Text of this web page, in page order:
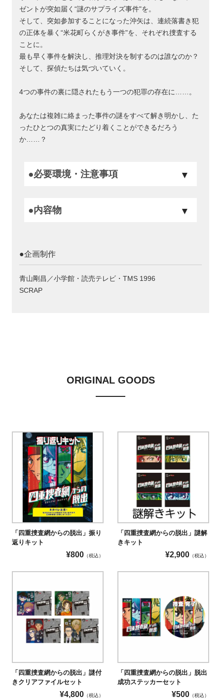
ゼントが突如届く“謎のサプライズ事件"を。
そして、突如参加することになった沖矢は、連続落書き犯
の正体を暴く“米花町らくがき事件"を、それぞれ捜査する
ことに。
最も早く事件を解決し、推理対決を制するのは誰なのか？
そして、探偵たちは気づいていく。
4つの事件の裏に隠されたもう一つの犯罪の存在に……。
あなたは複雑に絡まった事件の謎をすべて解き明かし、た
ったひとつの真実にたどり着くことができるだろう
か……？
●必要環境・注意事項
●内容物
●企画制作
青山剛昌／小学館・読売テレビ・TMS 1996
SCRAP
ORIGINAL GOODS
「四重捜査網からの脱出」振り
返りキット
¥800 （税込）
「四重捜査網からの脱出」謎解
きキット
¥2,900 （税込）
「四重捜査網からの脱出」謎付
きクリアファイルセット
¥4,800 （税込）
「四重捜査網からの脱出」脱出
成功ステッカーセット
¥500 （税込）